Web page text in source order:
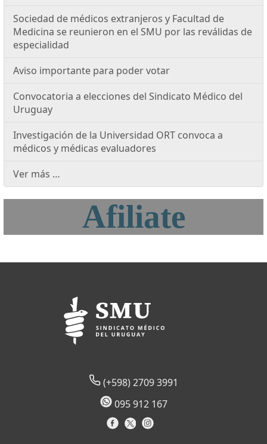
Sociedad de médicos extranjeros y Facultad de
Medicina se reunieron en el SMU por las reválidas de
especialidad
Aviso importante para poder votar
Convocatoria a elecciones del Sindicato Médico del
Uruguay
Investigación de la Universidad ORT convoca a
médicos y médicas evaluadores
Ver más …
Afiliate
(+598) 2709 3991
095 912 167